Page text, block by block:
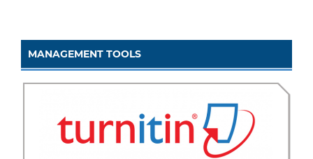
MANAGEMENT TOOLS